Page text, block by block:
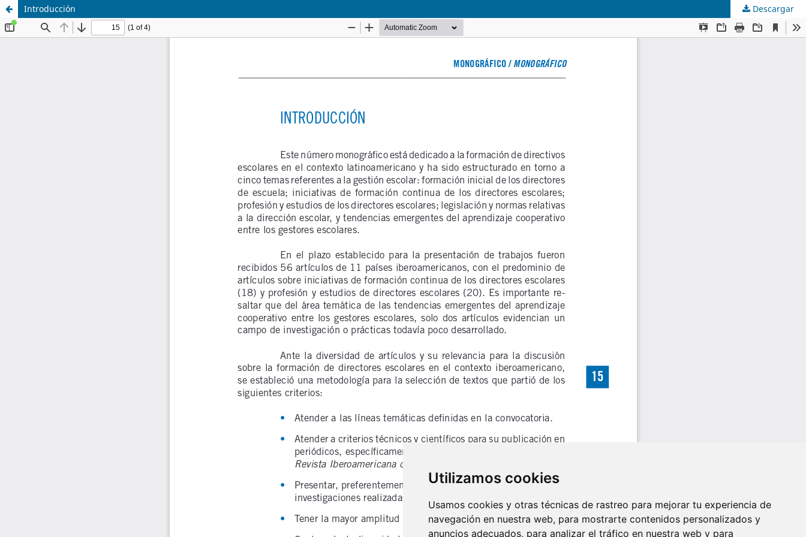
Utilizamos cookies
Usamos cookies y otras técnicas de rastreo para mejorar tu experiencia de
navegación en nuestra web, para mostrarte contenidos personalizados y
anuncios adecuados, para analizar el tráfico en nuestra web y para
Introducción Descargar